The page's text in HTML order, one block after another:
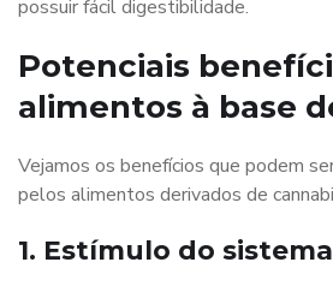
possuir fácil digestibilidade.
Potenciais
alimentos à base
Vejamos os benefícios que podem
pelos alimentos derivados de
1. Estímulo do